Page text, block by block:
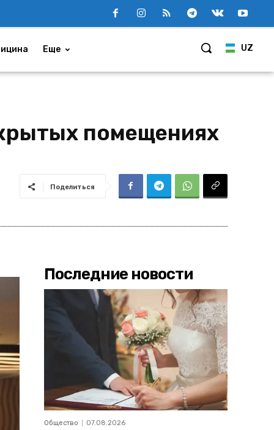
UZ
Еще
помещениях
Поделиться
Последние новости
Общество 07.08.2026